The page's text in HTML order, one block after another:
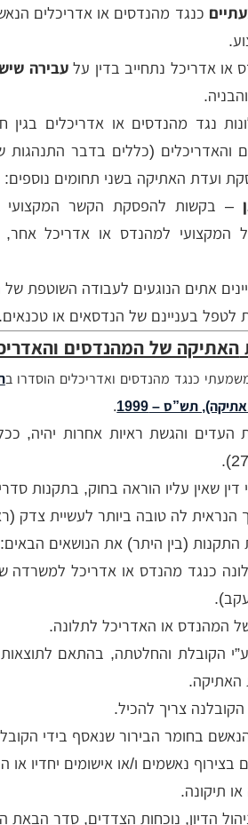
כנגד מהנדסים או אדריכלים
או אדריכל נתחייב בדין עלעבירה
נגד מהנדסים או אדריכלים
והאדריכלים (כללים בדבר
– בקשות להפסקת הקשר המקצועי
אתים הנוגעים לעבודה השוטפת
לטפל בעניינם של הנדסאים או טכנאים.
האתיקה של המהנדסים
כנגד מהנדסים ואדריכלים הוסדרו ב
תש”ס – 1999
.
העדים והגשת ראיות אחרות יהיה,
דין שאין עליו הוראה בחוק, בתקנות
לה טובה ביותר לעשיית צדק (ראו
התקנות (בין היתר) את הנושאים הבאים:
כנגד מהנדס או אדריכל למשרדה
המהנדס או האדריכל לתלונה.
ע”י הקובלת והחלטתה, בהתאם
האתיקה.
צריך להכיל.
בחומר הבירור שנאסף בידי
בצירוף נאשמים ו/או אישומים יחדיו או
תיקונה.
הדיון, נוכחות הצדדים, סדר הבאת